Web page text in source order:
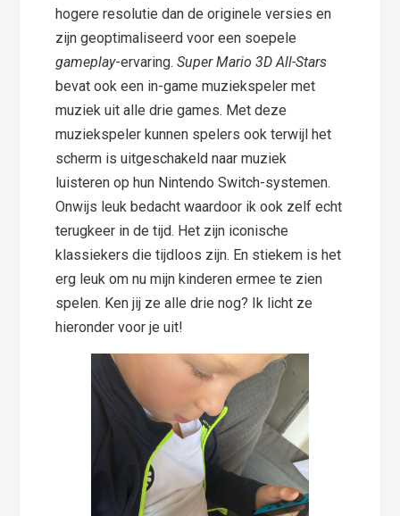
hogere resolutie dan de originele versies en
zijn geoptimaliseerd voor een soepele
gameplay-ervaring.Super Mario 3D All-Stars
bevat ook een in-game muziekspeler met
muziek uit alle drie games. Met deze
muziekspeler kunnen spelers ook terwijl het
scherm is uitgeschakeld naar muziek
luisteren op hun Nintendo Switch-systemen.
Onwijs leuk bedacht waardoor ik ook zelf echt
terugkeer in de tijd. Het zijn iconische
klassiekers die tijdloos zijn. En stiekem is het
erg leuk om nu mijn kinderen ermee te zien
spelen. Ken jij ze alle drie nog? Ik licht ze
hieronder voor je uit!